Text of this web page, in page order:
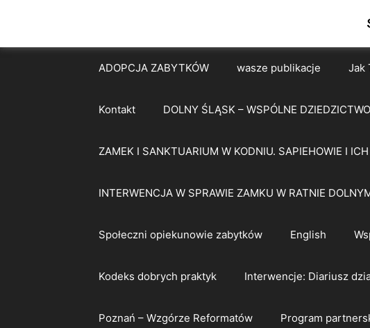
ADOPCJA ZABYTKÓW wasze publikacje Jak
Kontakt DOLNY ŚLĄSK – WSPÓLNE DZIEDZICTWO
ZAMEK I SANKTUARIUM W KODNIU. SAPIEHOWIE I
INTERWENCJA W SPRAWIE ZAMKU W RATNIE
Społeczni opiekunowie zabytków English
Kodeks dobrych praktyk Interwencje: Diariusz
Poznań – Wzgórze Reformatów Program